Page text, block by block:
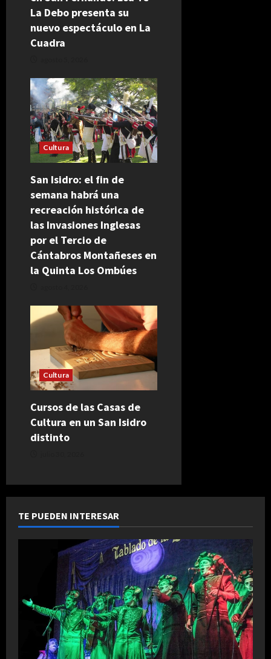
La Debo presenta su
nuevo espectáculo en La
Cuadra
Cultura
San Isidro: el fin de
semana habrá una
recreación histórica de
las Invasiones Inglesas
por el Tercio de
Cántabros Montañeses en
la Quinta Los Ombúes
Cultura
Cursos de las Casas de
Cultura en un San Isidro
distinto
TE PUEDEN INTERESAR